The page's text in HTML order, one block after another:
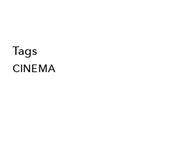
Tags
CINEMA